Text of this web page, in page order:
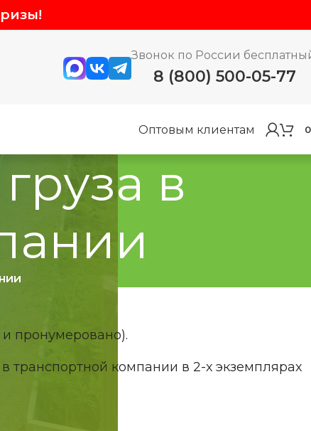
Звонок по России
8 (800) 500-05-77
Оптовым клиентам 0
в
пронумеровано).
транспортной компании в 2-х экземплярах